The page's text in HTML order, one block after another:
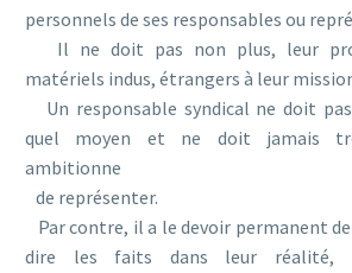
personnels de ses responsables ou
Il ne doit pas non plus, leur
matériels indus, étrangers à leur
Un responsable syndical ne doit
quel moyen et ne doit jamais
ambitionne
de représenter.
Par contre, il a le devoir permanent
dire les faits dans leur réalité,